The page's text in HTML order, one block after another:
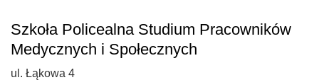
Szkoła Policealna Studium Pracowników
Medycznych i Społecznych
ul. Łąkowa 4